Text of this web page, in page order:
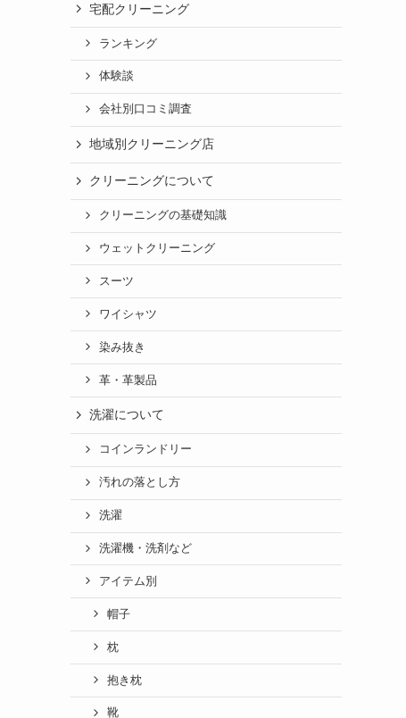
宅配クリーニング
ランキング
体験談
会社別口コミ調査
地域別クリーニング店
クリーニングについて
クリーニングの基礎知識
ウェットクリーニング
スーツ
ワイシャツ
染み抜き
革・革製品
洗濯について
コインランドリー
汚れの落とし方
洗濯
洗濯機・洗剤など
アイテム別
帽子
枕
抱き枕
靴